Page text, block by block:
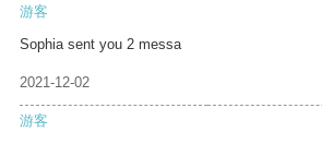
游客
Sophia sent you 2 messa
2021-12-02
游客